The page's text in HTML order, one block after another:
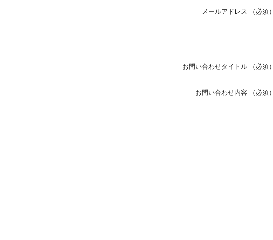
メールアドレス （必須）
お問い合わせタイトル （必須）
お問い合わせ内容 （必須）